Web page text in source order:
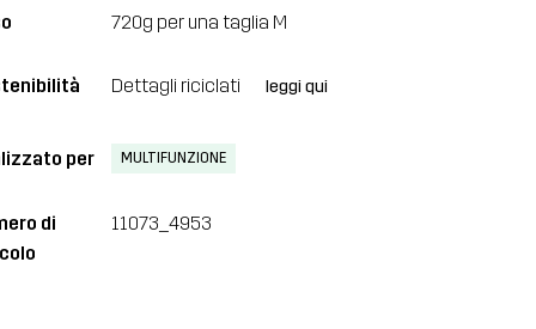
720g per una taglia M
Dettagli riciclati leggi qui
per MULTIFUNZIONE
di
11073_4953